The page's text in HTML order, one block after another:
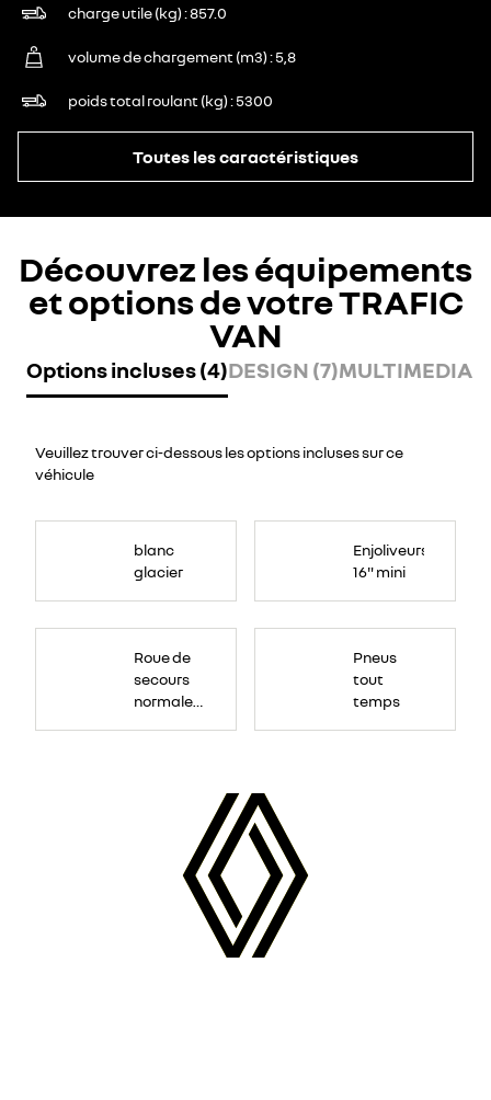
charge utile (kg) 857.0
volume de chargement (m3) 5,8
poids total roulant (kg) 5300
Toutes les caractéristiques
Découvrez les équipements
et options de votre TRAFIC
VAN
Options incluses (4)DESIGN (7)MULTIMEDIA
Veuillez trouver ci-dessous les options incluses sur ce
véhicule
blanc
glacier
Enjoliveurs
16" mini
Roue de
secours
normale
Pneus
tout
temps